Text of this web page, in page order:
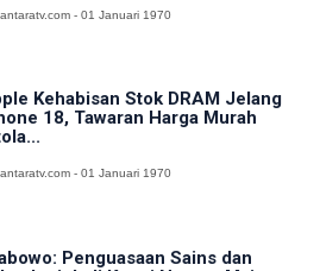
- 01 Januari 1970
Kehabisan Stok DRAM Jelang
18, Tawaran Harga Murah
- 01 Januari 1970
Penguasaan Sains dan